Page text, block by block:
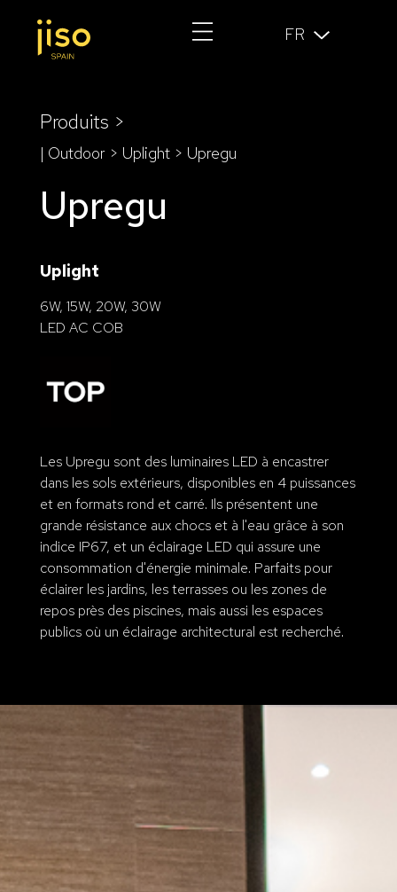
FR
Produits >
| Outdoor > Uplight> Upregu
Upregu
Uplight
6W, 15W, 20W, 30W
LED AC COB
Les Upregu sont des luminaires LED à encastrer
dans les sols extérieurs, disponibles en 4 puissances
et en formats rond et carré. Ils présentent une
grande résistance aux chocs et à l'eau grâce à son
indice IP67, et un éclairage LED qui assure une
consommation d'énergie minimale. Parfaits pour
éclairer les jardins, les terrasses ou les zones de
repos près des piscines, mais aussi les espaces
publics où un éclairage architectural est recherché.